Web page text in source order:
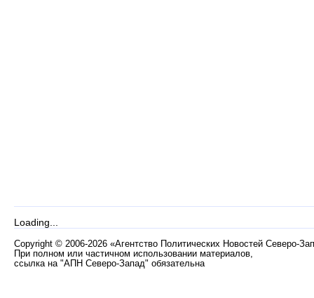
Loading...
Copyright © 2006-2026 «Агентство Политических Новостей Северо-
При полном или частичном использовании материалов,
ссылка на "АПН Северо-Запад" обязательна